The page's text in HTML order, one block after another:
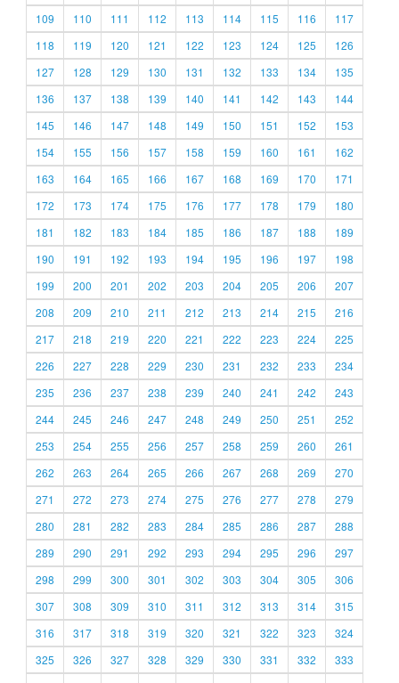
109
110 111 112 113 114 115 116
117
118
119 120 121 122 123 124 125
126
127
128 129 130 131 132 133 134
135
136
137 138 139 140 141 142 143
144
145
146 147 148 149 150 151 152
153
154
155 156 157 158 159 160 161
162
163
164 165 166 167 168 169 170
171
172
173 174 175 176 177 178 179
180
181
182 183 184 185 186 187 188
189
190
191 192 193 194 195 196 197
198
199
200 201 202 203 204 205 206
207
208
209 210 211 212 213 214 215
216
217
218 219 220 221 222 223 224
225
226
227 228 229 230 231 232 233
234
235
236 237 238 239 240 241 242
243
244
245 246 247 248 249 250 251
252
253
254 255 256 257 258 259 260
261
262
263 264 265 266 267 268 269
270
271
272 273 274 275 276 277 278
279
280
281 282 283 284 285 286 287
288
289
290 291 292 293 294 295 296
297
298
299 300 301 302 303 304 305
306
307
308 309 310 311 312 313 314
315
316
317 318 319 320 321 322 323
324
325
326 327 328 329 330 331 332
333